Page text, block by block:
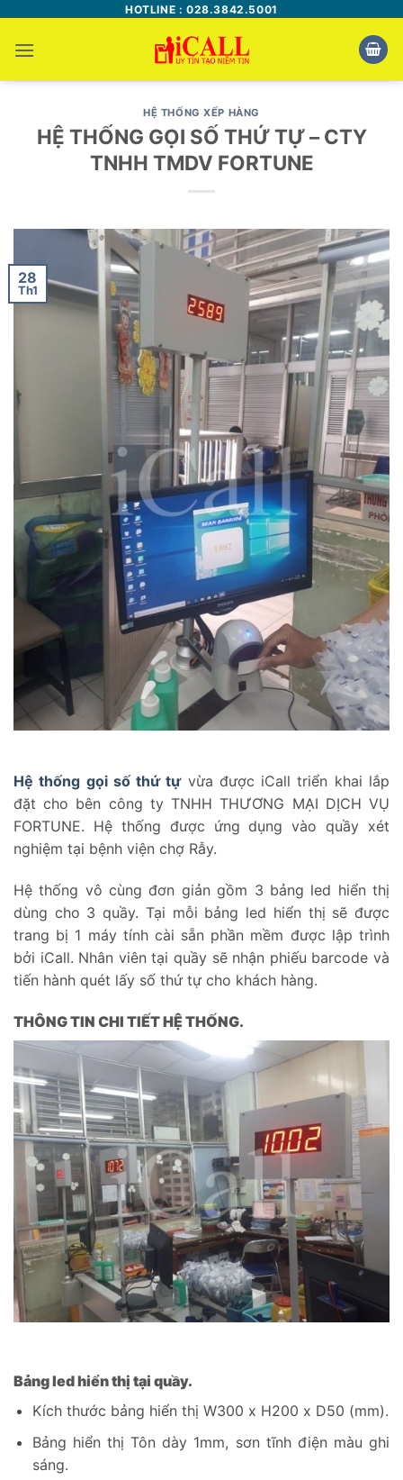
nội
dung
HOTLINE : 028.3842.5001
HỆ THỐNG XẾP HÀNG
HỆ THỐNG GỌI SỐ THỨ TỰ – CTY
TNHH TMDV FORTUNE
28
Th1
Hệ thống gọi số thứ tựvừa được iCall triển khai lắp
đặt cho bên công ty TNHH THƯƠNG MẠI DỊCH VỤ
FORTUNE. Hệ thống được ứng dụng vào quầy xét
nghiệm tại bệnh viện chợ Rẫy.
Hệ thống vô cùng đơn giản gồm 3 bảng led hiển thị
dùng cho 3 quầy. Tại mỗi bảng led hiển thị sẽ được
trang bị 1 máy tính cài sẵn phần mềm được lập trình
bởi iCall. Nhân viên tại quầy sẽ nhận phiếu barcode và
tiến hành quét lấy số thứ tự cho khách hàng.
THÔNG TIN CHI TIẾT HỆ THỐNG.
Bảng led hiển thị tại quầy.
Kích thước bảng hiển thị W300 x H200 x D50 (mm).
Bảng hiển thị Tôn dày 1mm, sơn tĩnh điện màu ghi
sáng.